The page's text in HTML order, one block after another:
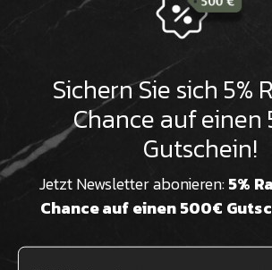
Natursteine sind reine
nachhaltig und lokal
Wir verfügen über Millionen
alte Natursteine aus aller
eine beeindruckende
Sichern Sie sich 5%
Chance auf
Gutschein!
Jetzt Newsletter abonieren:5%
Chance auf einen 500€